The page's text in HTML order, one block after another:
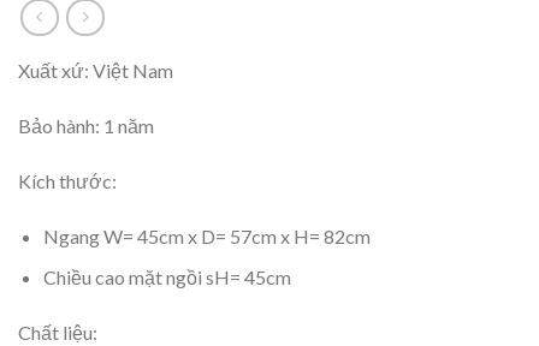
Xuất xứ: Việt Nam
Bảo hành: 1 năm
Kích thước:
Ngang W= 45cm x D= 57cm x H= 82cm
Chiều cao mặt ngồi sH= 45cm
Chất liệu: